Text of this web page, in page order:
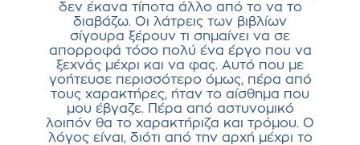
δεν έκανα τίποτα άλλο από το να το
διαβάζω. Οι λάτρεις των βιβλίων
σίγουρα ξέρουν τι σημαίνει να σε
απορροφά τόσο πολύ ένα έργο που να
ξεχνάς μέχρι και να φας. Αυτό που με
γοήτευσε περισσότερο όμως, πέρα από
τους χαρακτήρες, ήταν το αίσθημα που
μου έβγαζε. Πέρα από αστυνομικό
λοιπόν θα το χαρακτήριζα και τρόμου. Ο
λόγος είναι, διότι από την αρχή μέχρι το